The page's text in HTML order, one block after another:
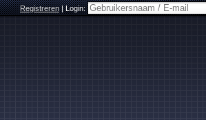
Registreren|Login: